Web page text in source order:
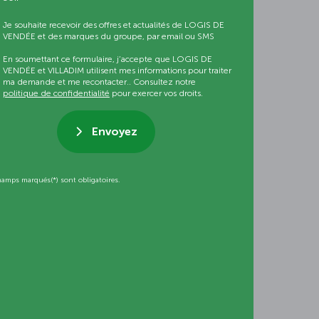
Je souhaite recevoir des offres et actualités de LOGIS DE
VENDÉE et des marques du groupe, par email ou SMS
En soumettant ce formulaire, j’accepte que LOGIS DE
VENDÉE et VILLADIM utilisent mes informations pour traiter
ma demande et me recontacter.. Consultez notre
politique de confidentialité pour exercer vos droits.
Envoyez
marqués(*) sont obligatoires.